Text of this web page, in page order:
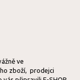
ve
zboží, prodejci